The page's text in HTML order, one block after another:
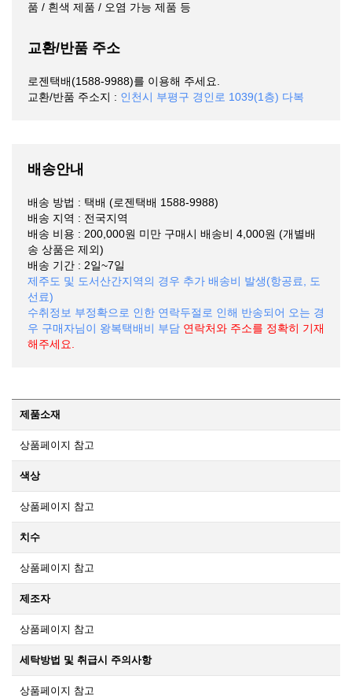
품 / 흰색 제품 / 오염 가능 제품 등
교환/반품 주소
로젠택배(1588-9988)를 이용해 주세요.
교환/반품 주소지 : 인천시 부평구 경인로 1039(1층) 다복
배송안내
배송 방법 : 택배 (로젠택배 1588-9988)
배송 지역 : 전국지역
배송 비용 : 200,000원 미만 구매시 배송비 4,000원 (개별배
송 상품은 제외)
배송 기간 : 2일~7일
제주도 및 도서산간지역의 경우 추가 배송비 발생(항공료, 도
선료)
수취정보 부정확으로 인한 연락두절로 인해 반송되어 오는 경
우 구매자님이 왕복택배비 부담 연락처와 주소를 정확히 기재
해주세요.
제품소재
상품페이지 참고
색상
상품페이지 참고
치수
상품페이지 참고
제조자
상품페이지 참고
세탁방법 및 취급시 주의사항
상품페이지 참고